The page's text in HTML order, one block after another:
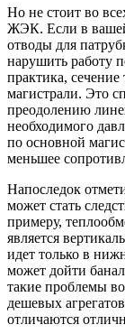
Но не стоит во
ЖЭК. Если в вашей
отводы для
нарушить работу
практика,
магистрали. Это
преодолению
необходимого
по основной
меньшее
Напоследок
может стать
примеру,
является
идет только в
может дойти
такие проблемы
дешевых
отличаются